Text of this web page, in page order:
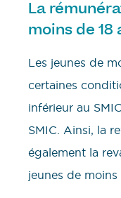
La
moins de 18
Les jeunes de
certaines
inférieur au
SMIC. Ainsi, la
également la
jeunes de moins